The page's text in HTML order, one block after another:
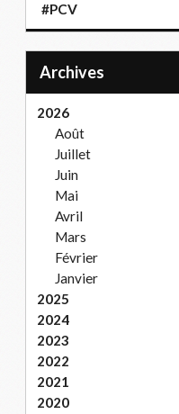
#PCV
Archives
2026
Août
Juillet
Juin
Mai
Avril
Mars
Février
Janvier
2025
2024
2023
2022
2021
2020